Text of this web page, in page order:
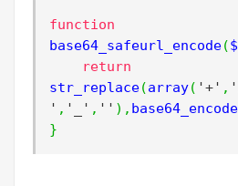
function
base64_safeurl_encode(
return
str_replace(array( '+' ,
' , '_' , '' ), base64_encode
}